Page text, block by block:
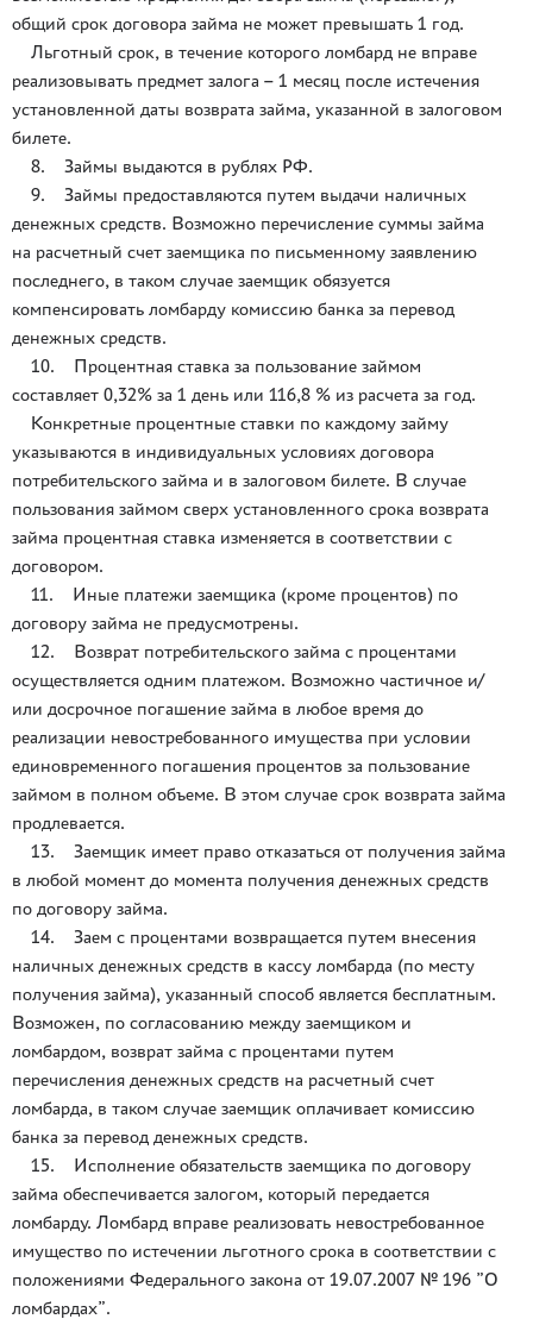
общий срок договора займа не может превышать 1 год.
Льготный срок, в течение которого ломбард не вправе
реализовывать предмет залога – 1 месяц после истечения
установленной даты возврата займа, указанной в залоговом
билете.
8. Займы выдаются в рублях РФ.
9. Займы предоставляются путем выдачи наличных
денежных средств. Возможно перечисление суммы займа
на расчетный счет заемщика по письменному заявлению
последнего, в таком случае заемщик обязуется
компенсировать ломбарду комиссию банка за перевод
денежных средств.
10. Процентная ставка за пользование займом
составляет 0,32% за 1 день или 116,8 % из расчета за год.
Конкретные процентные ставки по каждому займу
указываются в индивидуальных условиях договора
потребительского займа и в залоговом билете. В случае
пользования займом сверх установленного срока возврата
займа процентная ставка изменяется в соответствии с
договором.
11. Иные платежи заемщика (кроме процентов) по
договору займа не предусмотрены.
12. Возврат потребительского займа с процентами
осуществляется одним платежом. Возможно частичное и/
или досрочное погашение займа в любое время до
реализации невостребованного имущества при условии
единовременного погашения процентов за пользование
займом в полном объеме. В этом случае срок возврата займа
продлевается.
13. Заемщик имеет право отказаться от получения займа
в любой момент до момента получения денежных средств
по договору займа.
14. Заем с процентами возвращается путем внесения
наличных денежных средств в кассу ломбарда (по месту
получения займа), указанный способ является бесплатным.
Возможен, по согласованию между заемщиком и
ломбардом, возврат займа с процентами путем
перечисления денежных средств на расчетный счет
ломбарда, в таком случае заемщик оплачивает комиссию
банка за перевод денежных средств.
15. Исполнение обязательств заемщика по договору
займа обеспечивается залогом, который передается
ломбарду. Ломбард вправе реализовать невостребованное
имущество по истечении льготного срока в соответствии с
положениями Федерального закона от 19.07.2007 № 196 ”О
ломбардах”.